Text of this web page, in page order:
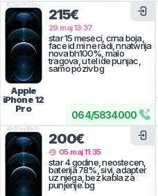
064/5834000
#216c902tzw
Apple
iPhone 12
Pro
215€
29.maj 13:37
star 15 meseci, crna boja,
face id mi ne radi, nnatwrija
nova bh100%, malo
tragova, u tel ide punjac,
samo poziv bg
#h51pq46x1v
200€
05.maj 11:35
star 4 godine, neostecen,
baterija 78%, sivi, adapter
uz njega, bez kabla za
punjenje. bg